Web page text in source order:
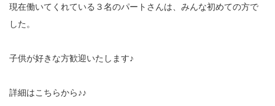
現在働いてくれている３名のパートさんは、みんな初めての方で
した。
子供が好きな方歓迎いたします♪
詳細はこちらから♪♪
POWER PLATE
HVMCデルタ
スーパーライザーPX